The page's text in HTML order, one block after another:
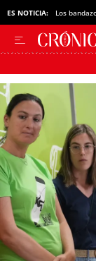
ES NOTICIA: Los